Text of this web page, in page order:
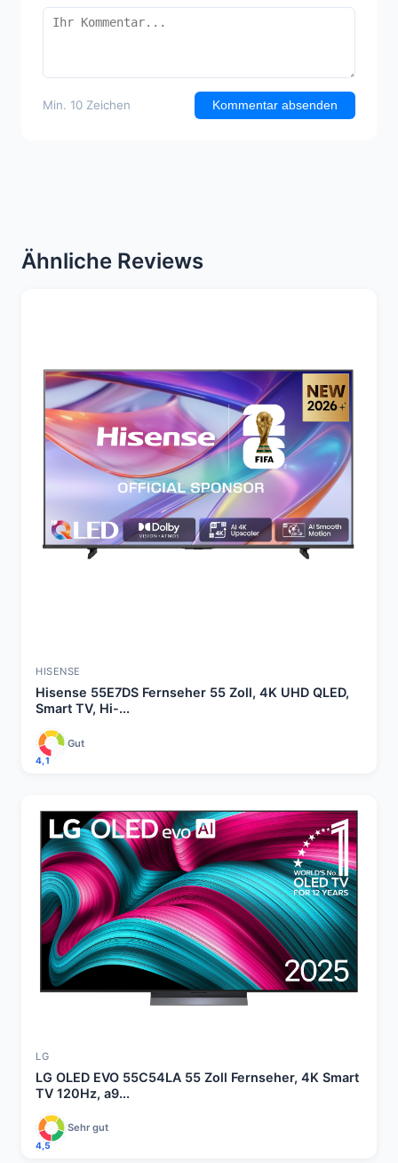
Min. 10 Zeichen Kommentar absenden
Ähnliche Reviews
HISENSE
Hisense 55E7DS Fernseher 55 Zoll, 4K UHD QLED,
Smart TV, Hi-...
4,1
Gut
LG
LG OLED EVO 55C54LA 55 Zoll Fernseher, 4K Smart
TV 120Hz, a9...
4,5
Sehr gut